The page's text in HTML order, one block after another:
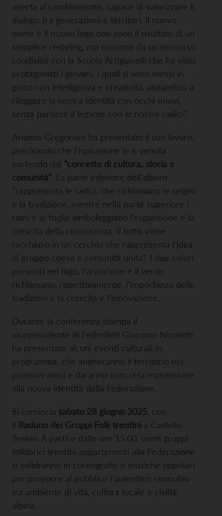
aperta al cambiamento, capace di valorizzare il
dialogo tra generazioni e territori. Il nuovo
nome e il nuovo logo non sono il risultato di un
semplice restyling, ma nascono da un percorso
condiviso con la Scuola Artigianelli che ha visto
protagonisti i giovani, i quali si sono messi in
gioco con intelligenza e creatività, aiutandoci a
rileggere la nostra identità con occhi nuovi,
senza perdere il legame con le nostre radici”.
Arianna Gregoriani ha presentato il suo lavoro,
precisando che l’ispirazione le è venuta
partendo dal “concetto di cultura, storia e
comunità”. La parte inferiore dell’albero
“rappresenta le radici, che richiamano le origini
e la tradizione, mentre nella parte superiore i
rami e le foglie simboleggiano l’espansione e la
crescita della conoscenza. Il tutto viene
racchiuso in un cerchio che rappresenta l’idea
di gruppo coeso e comunità unita”. I due colori
presenti nel logo, l’arancione e il verde
richiamano, rispettivamente, l’importanza delle
tradizioni e la crescita e l’innovazione.
Durante la conferenza stampa il
vicepresidente di FederReti Giacomo Nicoletti
ha presentato alcuni eventi culturali in
programma, che animeranno il territorio nei
prossimi mesi e daranno concreta espressione
alla nuova identità della Federazione.
Si comincia sabato 28 giugno 2025 , con
il Raduno dei Gruppi Folk trentini a Castello
Tesino. A partire dalle ore 15.00, venti gruppi
folklorici trentini appartenenti alla Federazione
si esibiranno in coreografie e musiche popolari
per proporre al pubblico l’autentico connubio
tra ambiente di vita, cultura locale e civiltà
alpina.